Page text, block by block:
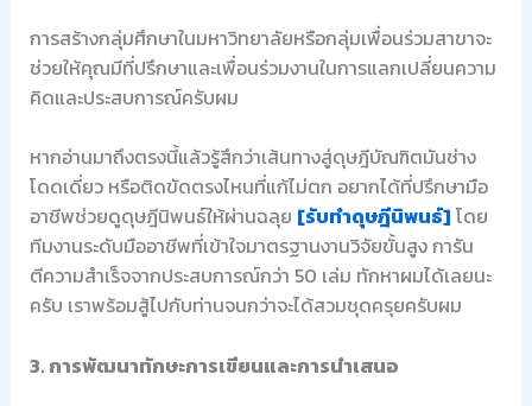
การสร้างกลุ่มศึกษาในมหาวิทยาลัยหรือกลุ่มเพื่อนร่วมสาขาจะ
ช่วยให้คุณมีที่ปรึกษาและเพื่อนร่วมงานในการแลกเปลี่ยนความ
คิดและประสบการณ์ครับผม
หากอ่านมาถึงตรงนี้แล้วรู้สึกว่าเส้นทางสู่ดุษฎีบัณฑิตมันช่าง
โดดเดี่ยว หรือติดขัดตรงไหนที่แก้ไม่ตก อยากได้ที่ปรึกษามือ
อาชีพช่วยดูดุษฎีนิพนธ์ให้ผ่านฉลุย [รับทำดุษฎีนิพนธ์] โดย
ทีมงานระดับมืออาชีพที่เข้าใจมาตรฐานงานวิจัยขั้นสูง การัน
ตีความสำเร็จจากประสบการณ์กว่า 50 เล่ม ทักหาผมได้เลยนะ
ครับ เราพร้อมสู้ไปกับท่านจนกว่าจะได้สวมชุดครุยครับผม
3. การพัฒนาทักษะการเขียนและการนำเสนอ